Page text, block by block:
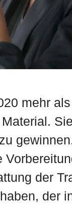
mehr
der
der